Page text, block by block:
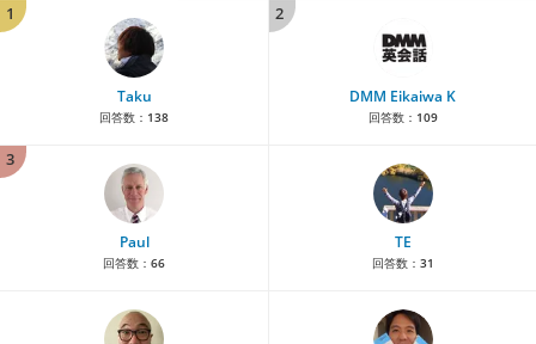
1
Taku
回答数： 138
2
DMM Eikaiwa K
回答数： 109
3
Paul
回答数： 66
TE
回答数： 31